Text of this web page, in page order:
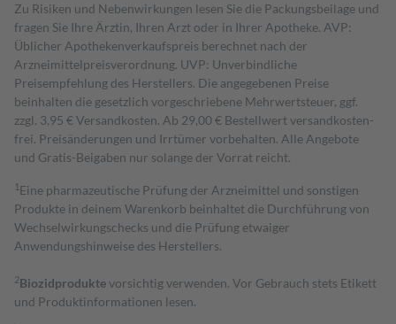
Zu Risiken und Nebenwirkungen lesen Sie die Packungsbeilage und
fragen Sie Ihre Ärztin, Ihren Arzt oder in Ihrer Apotheke. AVP:
Üblicher Apothekenverkaufspreis berechnet nach der
Arzneimittelpreisverordnung. UVP: Unverbindliche
Preisempfehlung des Herstellers. Die angegebenen Preise
beinhalten die gesetzlich vorgeschriebene Mehrwertsteuer, ggf.
zzgl. 3,95 € Versandkosten. Ab 29,00 € Bestell­wert versand­kosten­
frei. Preisänderungen und Irrtümer vorbehalten. Alle Angebote
und Gratis-Beigaben nur solange der Vorrat reicht.
1 Eine pharmazeutische Prüfung der Arzneimittel und sonstigen
Produkte in deinem Warenkorb beinhaltet die Durchführung von
Wechselwirkungschecks und die Prüfung etwaiger
Anwendungshinweise des Herstellers.
2Biozidproduktevorsichtig verwenden. Vor Gebrauch stets Etikett
und Produktinformationen lesen.